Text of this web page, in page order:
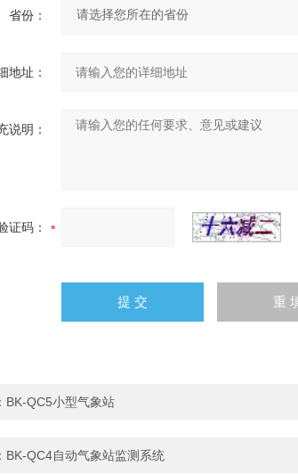
省份：
地址：
说明：
证码：
BK-QC5小型气象站
BK-QC4自动气象站监测系统